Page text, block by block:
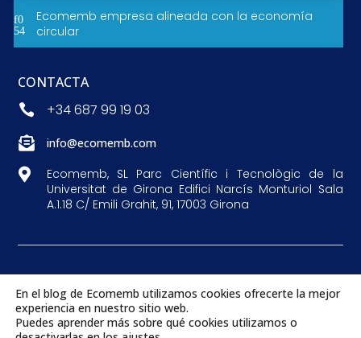
Ecomemb empresa alineada con la economía
circular
CONTACTA
 +34 687 99 19 03
 info@ecomemb.com

Ecomemb, SL Parc Científic i Tecnològic de la
Universitat de Girona Edifici Narcís Monturiol Sala
A.1.18 C/ Emili Grahit, 91, 17003 Girona
de investigación en el reciclaje de membranas de
ósmosis inversa. | Todos los derechos reservados
En el blog de Ecomemb utilizamos cookies ofrecerte la mejor
experiencia en nuestro sitio web.
Puedes aprender más sobre qué cookies utilizamos o